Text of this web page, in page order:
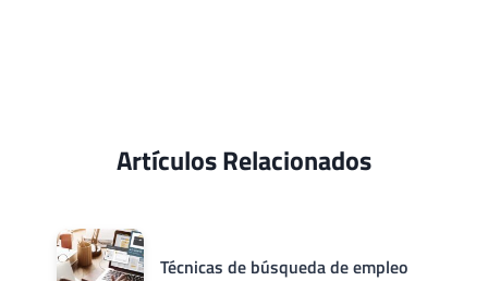
Artículos Relacionados
Técnicas de búsqueda de empleo